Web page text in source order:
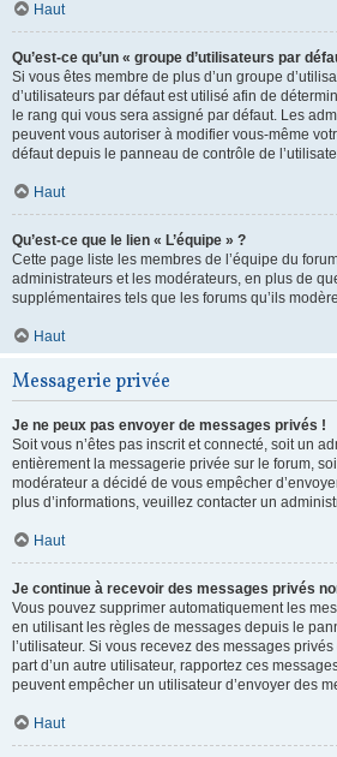
Haut
Qu’est-ce qu’un « groupe d’utilisateurs par
Si vous êtes membre de plus d’un groupe
d’utilisateurs par défaut est utilisé afin de
le rang qui vous sera assigné par défaut. Les
peuvent vous autoriser à modifier vous-même
défaut depuis le panneau de contrôle de
Haut
Qu’est-ce que le lien « L’équipe » ?
Cette page liste les membres de l’équipe du
administrateurs et les modérateurs, en plus de
supplémentaires tels que les forums qu’ils
Haut
Messagerie privée
Je ne peux pas envoyer de messages privés !
Soit vous n’êtes pas inscrit et connecté, soit un
entièrement la messagerie privée sur le forum,
modérateur a décidé de vous empêcher
plus d’informations, veuillez contacter un
Haut
Je continue à recevoir des messages privés
Vous pouvez supprimer automatiquement les
en utilisant les règles de messages depuis le
l’utilisateur. Si vous recevez des messages
part d’un autre utilisateur, rapportez ces
peuvent empêcher un utilisateur d’envoyer des
Haut